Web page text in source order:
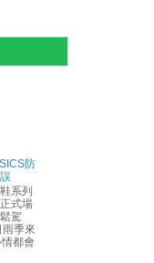
防
系列
式場
駕
季來
都會